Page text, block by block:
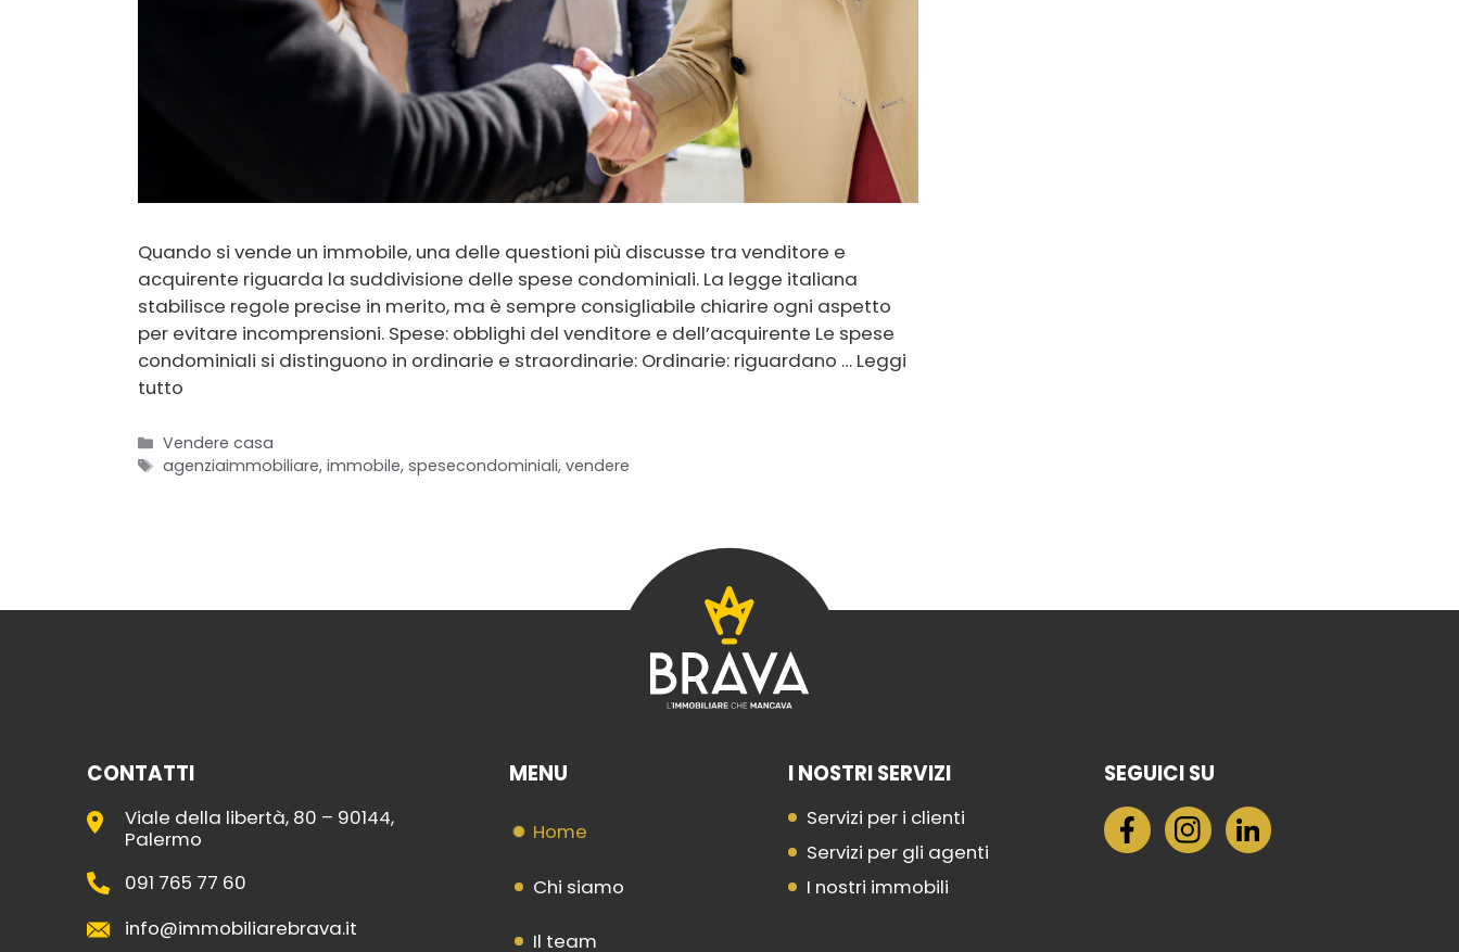
Quando si vende un immobile, una delle questioni più discusse tra venditore e
acquirente riguarda la suddivisione delle spese condominiali. La legge italiana
stabilisce regole precise in merito, ma è sempre consigliabile chiarire ogni aspetto
per evitare incomprensioni. Spese: obblighi del venditore e dell’acquirente Le spese
condominiali si distinguono in ordinarie e straordinarie: Ordinarie: riguardano … Leggi
tutto
Categorie
Vendere casa
Tag
agenziaimmobiliare, immobile, spesecondominiali, vendere
CONTATTI
Viale della libertà, 80 – 90144,
Palermo
091 765 77 60
info@immobiliarebrava.it
MENU
Home
Chi siamo
Il team
I NOSTRI SERVIZI
Servizi per i clienti
Servizi per gli agenti
I nostri immobili
SEGUICI SU